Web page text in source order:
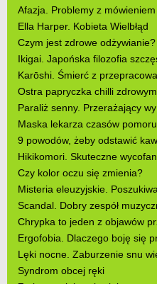
Afazja. Problemy z
Ella Harper. Kobieta Wielbłąd
Czym jest zdrowe odżywianie?
Ikigai. Japońska filozofia
Karōshi. Śmierć z
Ostra papryczka chilli
Paraliż senny. Przerażający
Maska lekarza czasów pomoru
9 powodów, żeby odstawić
Hikikomori. Skuteczne
Czy kolor oczu się zmienia?
Misteria eleuzyjskie.
Scandal. Dobry zespół
Chrypka to jeden z objawów
Ergofobia. Dlaczego boję się
Lęki nocne. Zaburzenie snu
Syndrom obcej ręki